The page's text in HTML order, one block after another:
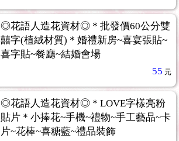
◎花語人造花資材◎＊批發價60公分雙
囍字(植絨材質)＊婚禮新房~喜宴張貼~
喜字貼~餐廳~結婚會場
55 元
◎花語人造花資材◎＊LOVE字樣亮粉
貼片＊小捧花~手機~禮物~手工藝品~卡
片~花棒~喜糖藍~禮品裝飾